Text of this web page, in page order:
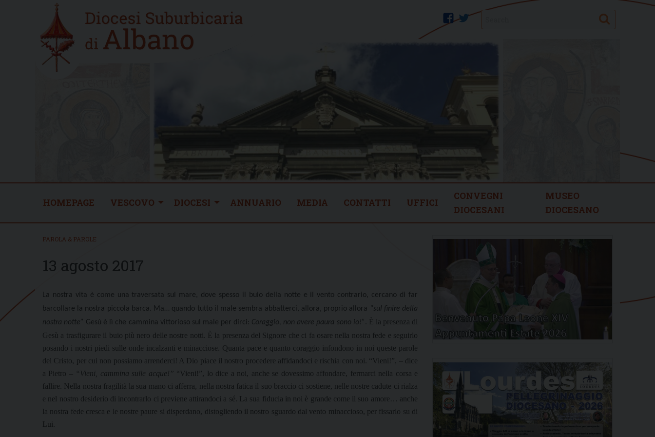
Home
new
twitter
facebook Search
HOMEPAGE VESCOVO DIOCESI ANNUARIO MEDIA CONTATTI UFFICI
CONVEGNI
DIOCESANI
MUSEO
DIOCESANO
PAROLA & PAROLE
13 agosto 2017
La nostra vita è come una traversata sul mare, dove spesso il buio della notte e il vento contrario, cercano di far
barcollare la nostra piccola barca. Ma… quando tutto il male sembra abbatterci, allora, proprio allora “sul finire della
nostra notte” Gesù è lì che cammina vittorioso sul male per dirci: Coraggio, non avere paura sono io!”
È la presenza di
Gesù a trasfigurare il buio più nero delle nostre notti. È la presenza del Signore che ci fa osare nella nostra fede e seguirlo
posando i nostri piedi sulle onde incalzanti e minacciose. Quanta pace e quanto coraggio infondono in noi queste parole
del Cristo, per cui non possiamo arrenderci! A Dio piace il nostro procedere affidandoci e rischia con noi. “Vieni!”, – dice
a Pietro –
“Vieni, cammina sulle acque!” “Vieni!”, lo dice a noi, anche se dovessimo affondare, fermarci nella corsa e
fallire. Nella nostra fragilità la sua mano ci afferra, nella nostra fatica il suo braccio ci sostiene, nelle nostre cadute ci rialza
e nel nostro desiderio di incontrarlo ci previene attirandoci a sé. La sua fiducia in noi è grande come il suo amore… anche
la nostra fede cresca e le nostre paure si disperdano, distogliendo il nostro sguardo dal vento minaccioso, per fissarlo su di
Lui.